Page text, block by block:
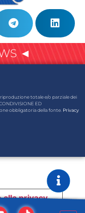
◄
totale e/o parziale dei
ED
obbligatoria della fonte. Privacy
privacy